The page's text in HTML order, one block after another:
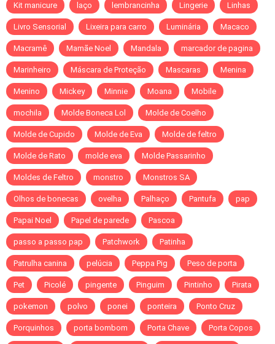
Kit manicure laço lembrancinha Lingerie Linhas
Livro Sensorial Lixeira para carro Luminária Macaco
Macramê Mamãe Noel Mandala marcador de pagina
Marinheiro Máscara de Proteção Mascaras Menina
Menino Mickey Minnie Moana Mobile
mochila Molde Boneca Lol Molde de Coelho
Molde de Cupido Molde de Eva Molde de feltro
Molde de Rato molde eva Molde Passarinho
Moldes de Feltro monstro Monstros SA
Olhos de bonecas ovelha Palhaço Pantufa pap
Papai Noel Papel de parede Pascoa
passo a passo pap Patchwork Patinha
Patrulha canina pelúcia Peppa Pig Peso de porta
Pet Picolé pingente Pinguim Pintinho Pirata
pokemon polvo ponei ponteira Ponto Cruz
Porquinhos porta bombom Porta Chave Porta Copos